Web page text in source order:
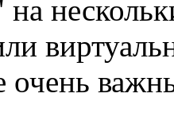
очень